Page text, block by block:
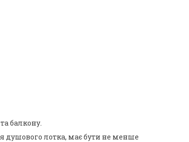
балкону.
душового лотка, має бути не менше